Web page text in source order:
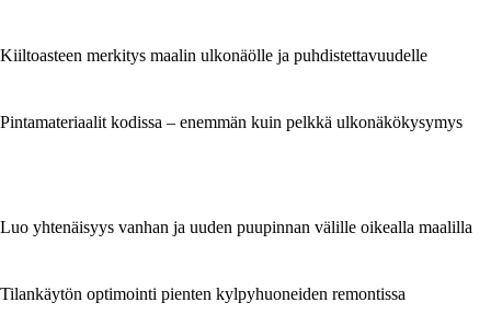
Kiiltoasteen merkitys maalin ulkonäölle ja puhdistettavuudelle
Pintamateriaalit kodissa – enemmän kuin pelkkä ulkonäkökysymys
Luo yhtenäisyys vanhan ja uuden puupinnan välille oikealla maalilla
Tilankäytön optimointi pienten kylpyhuoneiden remontissa